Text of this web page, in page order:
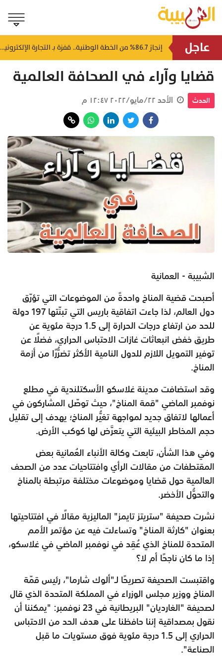
عاجل
إنجاز 86.7% من الخطة الوطنية.. قفزة بـ التجارة الإلكترونية في سلطنة عُمان
بمشاركة 100 عارض.. انطلاق ملتقى ومعرض الأمن الغذائي 2026 بصلالة بعد غدٍ
قضايا وآراء في الصحافة العالمية
الحدث الأحد ٢٢/مايو/٢٠٢٢ ١٢:٤٧ م
الشبيبة - العمانية
أصبحت قضية المناخ واحدةً من الموضوعات التي تؤرّق
دول العالم، لذا جاءت اتفاقية باريس التي تبنّتها 197 دولة
للحد من ارتفاع درجات الحرارة إلى 1.5 درجة مئوية عن
طريق خفض انبعاثات غازات الاحتباس الحراري، فضلًا عن
توفير التمويل اللازم للدول النامية الأكثر تضرُّرًا من أزمة
المناخ.
وقد استضافت مدينة غلاسكو الأسكتلندية في مطلع
نوفمبر الماضي "قمة المناخ"، حيث توصّل المشاركون في
أعمالها لاتفاق جديد لمواجهة تغيُّر المناخ؛ يهدف إلى تقليل
حجم المخاطر البيئية التي يتعرَّض لها كوكب الأرض.
وفي هذا الشأن، تابعت وكالة الأنباء العُمانية بعض
المقتطفات من مقالات الرأي وافتتاحيات عدد من الصحف
العالمية حول قضايا وموضوعات مختلفة مرتبطة بالمناخ
والتحوُّل الأخضر.
نشرت صحيفة "ستريتز تايمز" الماليزية مقالًا في افتتاحيتها
بعنوان "كارثة المناخ" وتساءلت فيه عن مؤتمر الأمم
المتحدة للمناخ الذي عُقِد في نوفمبر الماضي في غلاسكو،
إذا ما كان ناجحًا أم لا؟
واقتبست الصحيفة تصريحًا لـ"ألوك شارما"، رئيس قمّة
المناخ ووزير مجلس الوزراء في المملكة المتحدة الذي قال
لصحيفة "الغارديان" البريطانية في 23 نوفمبر: "يمكننا أن
نقول بمصداقية إننا حافظنا على هدف الحد من الاحتباس
الحراري إلى 1.5 درجة مئوية فوق مستويات ما قبل
الصناعة".